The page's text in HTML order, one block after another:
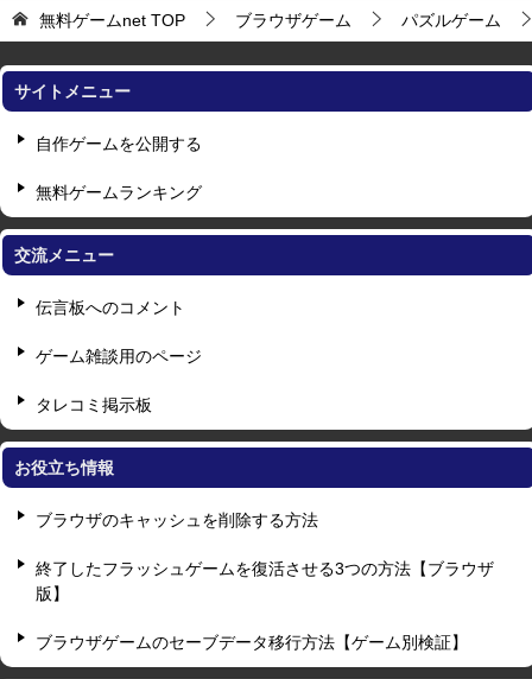
無料ゲームnet TOP ブラウザゲーム パズルゲーム
サイトメニュー
自作ゲームを公開する
無料ゲームランキング
交流メニュー
伝言板へのコメント
ゲーム雑談用のページ
タレコミ掲示板
お役立ち情報
ブラウザのキャッシュを削除する方法
終了したフラッシュゲームを復活させる3つの方法【ブラウザ
版】
ブラウザゲームのセーブデータ移行方法【ゲーム別検証】